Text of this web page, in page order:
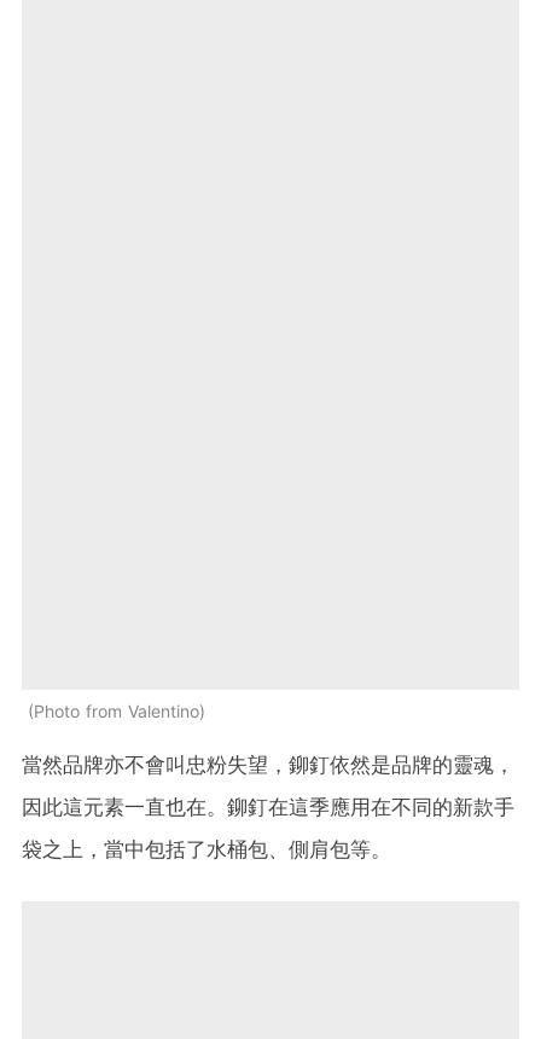
Photo from Valentino
當然品牌亦不會叫忠粉失望，鉚釘依然是品牌的靈魂，
因此這元素一直也在。鉚釘在這季應用在不同的新款手
袋之上，當中包括了水桶包、側肩包等。